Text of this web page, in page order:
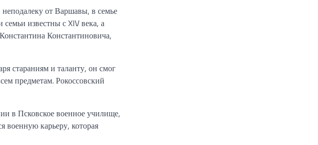
от Варшавы, в семье
известны с XIV века, а
Константиновича,
стараниям и таланту, он смог
предметам. Рокоссовский
в Псковское военное училище,
военную карьеру, которая